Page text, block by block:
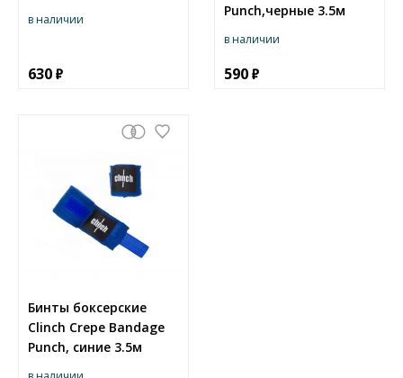
в наличии
630
Punch,черные 3.5м
в наличии
590
Бинты боксерские
Clinch Crepe Bandage
Punch, синие 3.5м